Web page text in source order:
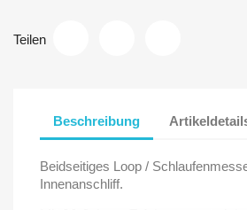
Teilen
Beschreibung
Beidseitiges Loop /
Innenanschliff.